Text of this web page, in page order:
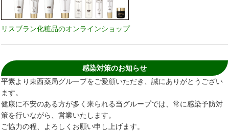
リスブラン化粧品のオンラインショップ
感染対策のお知らせ
平素より東西薬局グループをご愛顧いただき、誠にありがとうござい
ます。
健康に不安のある方が多く来られる当グループでは、常に感染予防対
策を行いながら、営業いたします。
ご協力の程、よろしくお願い申し上げます。